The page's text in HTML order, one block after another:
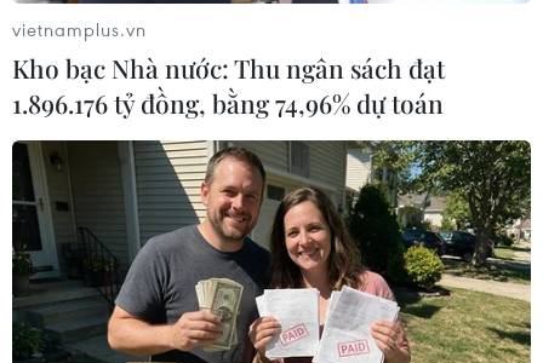
Hội Nguyễn Anh Hải cho biết sau hai ngày tìm
kiếm, người dân đã tìm thấy thi thể của em P.T.L
(xóm Tân Ninh Châu).
bãi biển xã Xuân Phổ (huyện Nghi Xuân), cách
vị trí xảy ra đuối nước ban đầu khoảng 5km.
Hiện, lực lượng chức năng và người dân địa
phương tiếp tục huy động phương tiện và người
nỗ lực tìm kiếm nạn nhân còn lại.
vietnamplus.vn
Kho bạc Nhà nước: Thu ngân sách đạt
1.896.176 tỷ đồng, bằng 74,96% dự toán